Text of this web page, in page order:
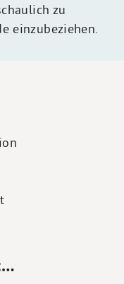
zu
einzubeziehen.